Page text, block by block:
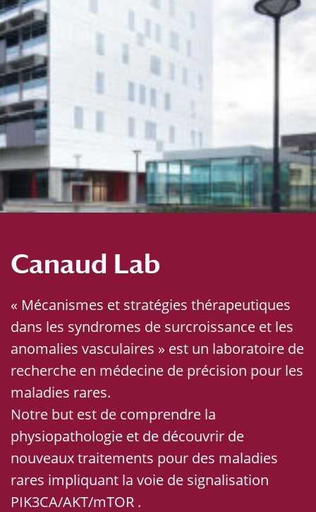
Canaud Lab
« Mécanismes et stratégies thérapeutiques
dans les syndromes de surcroissance et les
anomalies vasculaires » est un laboratoire de
recherche en médecine de précision pour les
maladies rares.
Notre but est de comprendre la
physiopathologie et de découvrir de
nouveaux traitements pour des maladies
rares impliquant la voie de signalisation
PIK3CA/AKT/mTOR .